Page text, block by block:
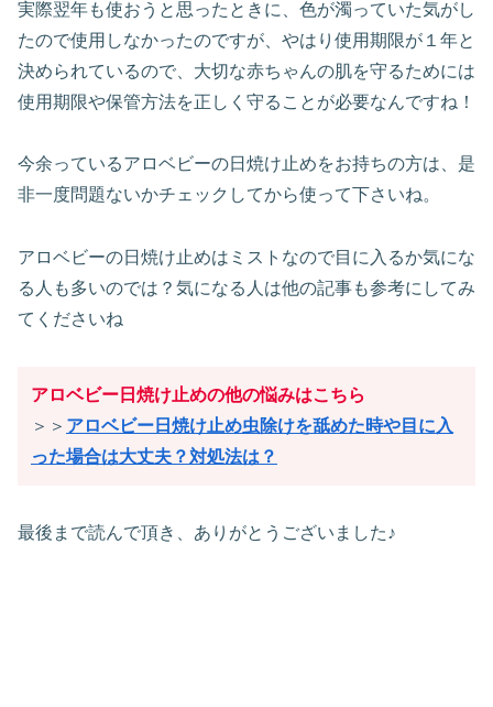
実際翌年も使おうと思ったときに、色が濁っていた気がし
たので使用しなかったのですが、やはり使用期限が１年と
決められているので、大切な赤ちゃんの肌を守るためには
使用期限や保管方法を正しく守ることが必要なんですね！
今余っているアロベビーの日焼け止めをお持ちの方は、是
非一度問題ないかチェックしてから使って下さいね。
アロベビーの日焼け止めはミストなので目に入るか気にな
る人も多いのでは？気になる人は他の記事も参考にしてみ
てくださいね
アロベビー日焼け止めの他の悩みはこちら
＞＞ アロベビー日焼け止め虫除けを舐めた時や目に入
った場合は大丈夫？対処法は？
最後まで読んで頂き、ありがとうございました♪